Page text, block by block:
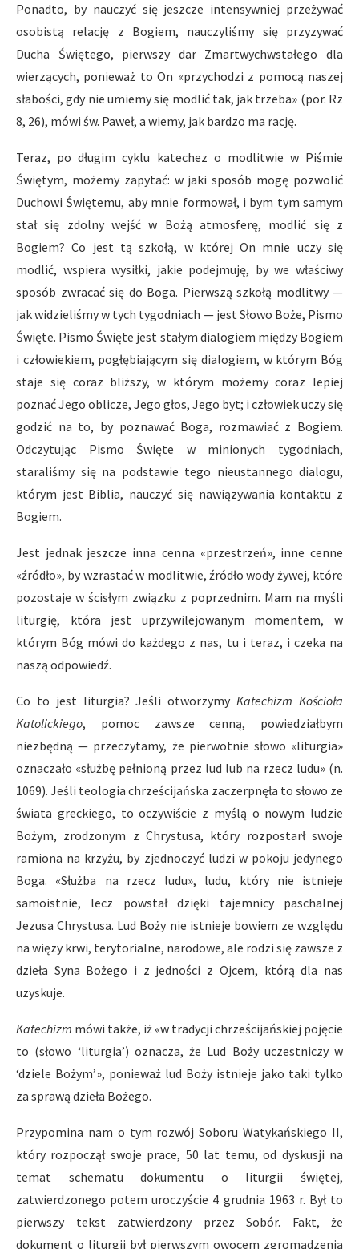
Ponadto, by nauczyć się jeszcze intensywniej przeżywać
osobistą relację z Bogiem, nauczyliśmy się przyzywać
Ducha Świętego, pierwszy dar Zmartwychwstałego dla
wierzących, ponieważ to On «przychodzi z pomocą naszej
słabości, gdy nie umiemy się modlić tak, jak trzeba» (por. Rz
8, 26), mówi św. Paweł, a wiemy, jak bardzo ma rację.
Teraz, po długim cyklu katechez o modlitwie w Piśmie
Świętym, możemy zapytać: w jaki sposób mogę pozwolić
Duchowi Świętemu, aby mnie formował, i bym tym samym
stał się zdolny wejść w Bożą atmosferę, modlić się z
Bogiem? Co jest tą szkołą, w której On mnie uczy się
modlić, wspiera wysiłki, jakie podejmuję, by we właściwy
sposób zwracać się do Boga. Pierwszą szkołą modlitwy —
jak widzieliśmy w tych tygodniach — jest Słowo Boże, Pismo
Święte. Pismo Święte jest stałym dialogiem między Bogiem
i człowiekiem, pogłębiającym się dialogiem, w którym Bóg
staje się coraz bliższy, w którym możemy coraz lepiej
poznać Jego oblicze, Jego głos, Jego byt; i człowiek uczy się
godzić na to, by poznawać Boga, rozmawiać z Bogiem.
Odczytując Pismo Święte w minionych tygodniach,
staraliśmy się na podstawie tego nieustannego dialogu,
którym jest Biblia, nauczyć się nawiązywania kontaktu z
Bogiem.
Jest jednak jeszcze inna cenna «przestrzeń», inne cenne
«źródło», by wzrastać w modlitwie, źródło wody żywej, które
pozostaje w ścisłym związku z poprzednim. Mam na myśli
liturgię, która jest uprzywilejowanym momentem, w
którym Bóg mówi do każdego z nas, tu i teraz, i czeka na
naszą odpowiedź.
Co to jest liturgia? Jeśli otworzymyKatechizm Kościoła
Katolickiego, pomoc zawsze cenną, powiedziałbym
niezbędną — przeczytamy, że pierwotnie słowo «liturgia»
oznaczało «służbę pełnioną przez lud lub na rzecz ludu» (n.
1069). Jeśli teologia chrześcijańska zaczerpnęła to słowo ze
świata greckiego, to oczywiście z myślą o nowym ludzie
Bożym, zrodzonym z Chrystusa, który rozpostarł swoje
ramiona na krzyżu, by zjednoczyć ludzi w pokoju jedynego
Boga. «Służba na rzecz ludu», ludu, który nie istnieje
samoistnie, lecz powstał dzięki tajemnicy paschalnej
Jezusa Chrystusa. Lud Boży nie istnieje bowiem ze względu
na więzy krwi, terytorialne, narodowe, ale rodzi się zawsze z
dzieła Syna Bożego i z jedności z Ojcem, którą dla nas
uzyskuje.
Katechizm mówi także, iż «w tradycji chrześcijańskiej pojęcie
to (słowo ‘liturgia’) oznacza, że Lud Boży uczestniczy w
‘dziele Bożym’», ponieważ lud Boży istnieje jako taki tylko
za sprawą dzieła Bożego.
Przypomina nam o tym rozwój Soboru Watykańskiego II,
który rozpoczął swoje prace, 50 lat temu, od dyskusji na
temat schematu dokumentu o liturgii świętej,
zatwierdzonego potem uroczyście 4 grudnia 1963 r. Był to
pierwszy tekst zatwierdzony przez Sobór. Fakt, że
dokument o liturgii był pierwszym owocem zgromadzenia